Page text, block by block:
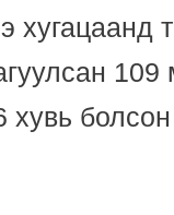
хугацаанд
109